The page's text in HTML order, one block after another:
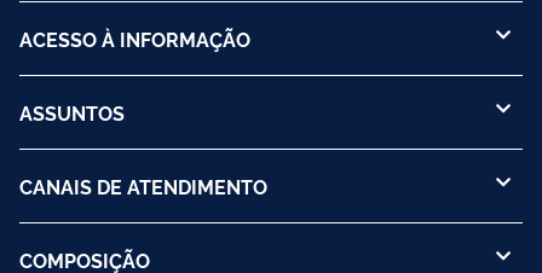
ACESSO À INFORMAÇÃO
ASSUNTOS
CANAIS DE ATENDIMENTO
COMPOSIÇÃO